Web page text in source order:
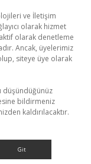
ve İletişim
olarak hizmet
olarak denetleme
Ancak, üyelerimiz
siteye üye olarak
düşündüğünüz
bildirmeniz
kaldırılacaktır.